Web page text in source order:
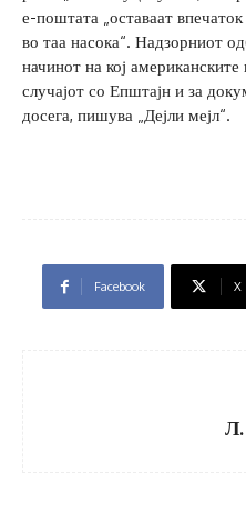
е-поштата „оставаат
во таа насока“. Надзорниот
начинот на кој
случајот со Епштајн и за
досега, пишува „Дејли мејл“.
Facebook X